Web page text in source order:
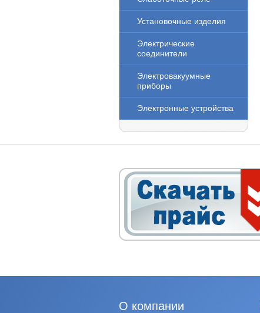
Установочные изделия
Электрические
соединители
Электровакуумные
приборы
Электронные устройства
О компании